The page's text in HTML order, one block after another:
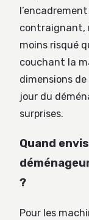
contraignant,
moins risqué
couchant la
dimensions
jour du
surprises.
Quand
?
Pour les